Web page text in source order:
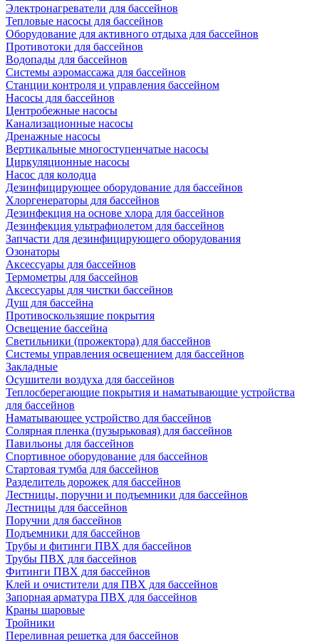
Электронагреватели для бассейнов
Тепловые насосы для бассейнов
Оборудование для активного отдыха для бассейнов
Противотоки для бассейнов
Водопады для бассейнов
Системы аэромассажа для бассейнов
Станции контроля и управления бассейном
Насосы для бассейнов
Центробежные насосы
Канализационные насосы
Дренажные насосы
Вертикальные многоступенчатые насосы
Циркуляционные насосы
Насос для колодца
Дезинфицирующее оборудование для бассейнов
Хлоргенераторы для бассейнов
Дезинфекция на основе хлора для бассейнов
Дезинфекция ультрафиолетом для бассейнов
Запчасти для дезинфицирующего оборудования
Озонаторы
Аксессуары для бассейнов
Термометры для бассейнов
Аксессуары для чистки бассейнов
Душ для бассейна
Противоскользящие покрытия
Освещение бассейна
Светильники (прожектора) для бассейнов
Системы управления освещением для бассейнов
Закладные
Осушители воздуха для бассейнов
Теплосберегающие покрытия и наматывающие устройства
для бассейнов
Наматывающее устройство для бассейнов
Солярная пленка (пузырьковая) для бассейнов
Павильоны для бассейнов
Спортивное оборудование для бассейнов
Стартовая тумба для бассейнов
Разделитель дорожек для бассейнов
Лестницы, поручни и подъемники для бассейнов
Лестницы для бассейнов
Поручни для бассейнов
Подъемники для бассейнов
Трубы и фитинги ПВХ для бассейнов
Трубы ПВХ для бассейнов
Фитинги ПВХ для бассейнов
Клей и очистители для ПВХ для бассейнов
Запорная арматура ПВХ для бассейнов
Краны шаровые
Тройники
Переливная решетка для бассейнов